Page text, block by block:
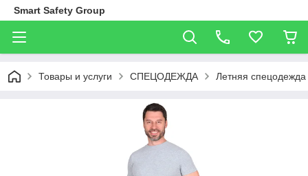
Smart Safety Group
Товары и услуги СПЕЦОДЕЖДА Летняя спецодежда